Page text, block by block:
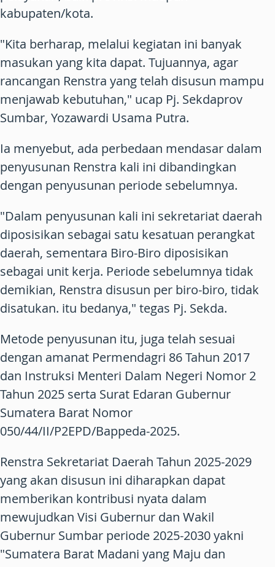
kabupaten/kota.
"Kita berharap, melalui kegiatan ini banyak
masukan yang kita dapat. Tujuannya, agar
rancangan Renstra yang telah disusun mampu
menjawab kebutuhan," ucap Pj. Sekdaprov
Sumbar, Yozawardi Usama Putra.
Ia menyebut, ada perbedaan mendasar dalam
penyusunan Renstra kali ini dibandingkan
dengan penyusunan periode sebelumnya.
"Dalam penyusunan kali ini sekretariat daerah
diposisikan sebagai satu kesatuan perangkat
daerah, sementara Biro-Biro diposisikan
sebagai unit kerja. Periode sebelumnya tidak
demikian, Renstra disusun per biro-biro, tidak
disatukan. itu bedanya," tegas Pj. Sekda.
Metode penyusunan itu, juga telah sesuai
dengan amanat Permendagri 86 Tahun 2017
dan Instruksi Menteri Dalam Negeri Nomor 2
Tahun 2025 serta Surat Edaran Gubernur
Sumatera Barat Nomor
050/44/II/P2EPD/Bappeda-2025.
Renstra Sekretariat Daerah Tahun 2025-2029
yang akan disusun ini diharapkan dapat
memberikan kontribusi nyata dalam
mewujudkan Visi Gubernur dan Wakil
Gubernur Sumbar periode 2025-2030 yakni
"Sumatera Barat Madani yang Maju dan